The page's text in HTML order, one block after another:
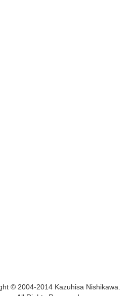
© 2004-2014 Kazuhisa Nishikawa.